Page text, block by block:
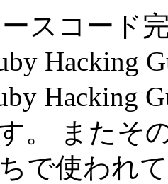
ースコード
Hacking
Hacking
。 またそ
で使われ